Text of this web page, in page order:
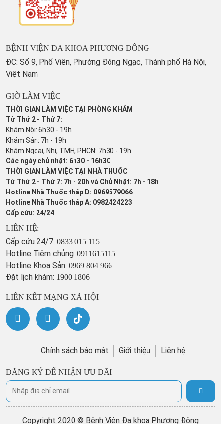
BỆNH VIỆN ĐA KHOA PHƯƠNG ĐÔNG
ĐC: Số 9, Phố Viên, Phường Đông Ngạc, Thành phố Hà Nội,
Việt Nam
GIỜ LÀM VIỆC
THỜI GIAN LÀM VIỆC TẠI PHÒNG KHÁM
Từ Thứ 2 - Thứ 7:
Khám Nội: 6h30 - 19h
Khám Sản: 7h - 19h
Khám Ngoại, Nhi, TMH, PHCN: 7h30 - 19h
Các ngày chủ nhật: 6h30 - 16h30
THỜI GIAN LÀM VIỆC TẠI NHÀ THUỐC
Từ Thứ 2 - Thứ 7: 7h - 20h và Chủ Nhật: 7h - 18h
Hotline Nhà Thuốc tháp D: 0969579066
Hotline Nhà Thuốc tháp A: 0982424223
Cấp cứu: 24/24
LIÊN HỆ:
Cấp cứu 24/7: 0833 015 115
Hotline Tiêm chủng: 0911615115
Hotline Khoa Sản: 0969 804 966
Đặt lịch khám: 1900 1806
LIÊN KẾT MẠNG XÃ HỘI
Chính sách bảo mật Giới thiệu Liên hệ
ĐĂNG KÝ ĐỂ NHẬN ƯU ĐÃI
Copyright 2020 © Bệnh Viện Đa khoa Phương Đông